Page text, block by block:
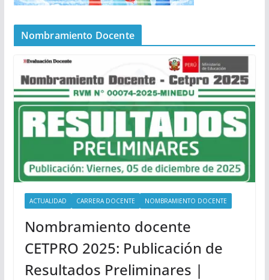
Nombramiento Docente
ACTUALIDAD CARRERA DOCENTE NOMBRAMIENTO DOCENTE
Nombramiento docente
CETPRO 2025: Publicación de
Resultados Preliminares |